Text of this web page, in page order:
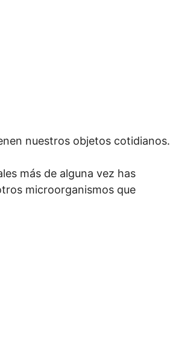
nuestros objetos cotidianos.
más de alguna vez has
microorganismos que